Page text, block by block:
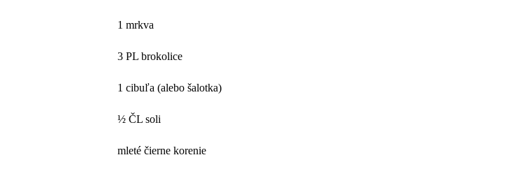
1 mrkva
3 PL brokolice
1 cibuľa (alebo šalotka)
½ ČL soli
mleté čierne korenie